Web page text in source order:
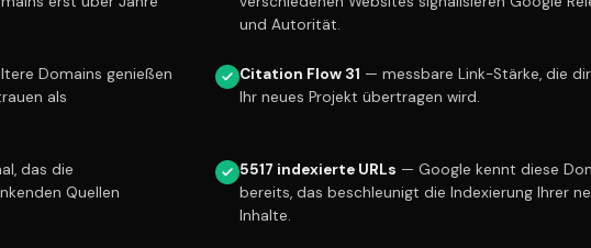
und Autorität.
Domains genießen
als
Citation Flow 31 — messbare Link-Stärke, die
Ihr neues Projekt übertragen wird.
das die
Quellen
5517 indexierte URLs — Google kennt diese
bereits, das beschleunigt die Indexierung Ihrer
Inhalte.